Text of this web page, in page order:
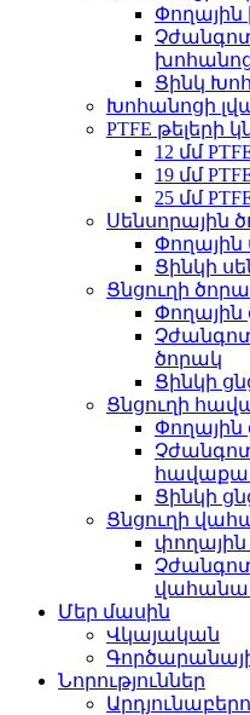
Ցինկ
Խոհանոցի
PTFE թելերի
12 մմ
19 մմ
25 մմ
Սենսորային
Փողային
Ցինկի
Ցնցուղի
Փողային
ծորակ
Ցինկի
Ցնցուղի
Փողային
Ցինկի
Ցնցուղի
Մեր մասին
Վկայական
Նորություններ